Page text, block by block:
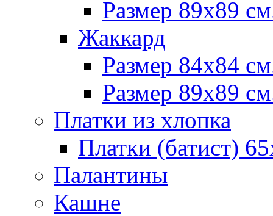
Размер 89х89
Жаккард
Размер 84х84
Размер 89х89
Платки из хлопка
Платки (батист)
Палантины
Кашне